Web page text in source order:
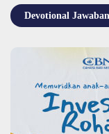
Devotional Jawaban